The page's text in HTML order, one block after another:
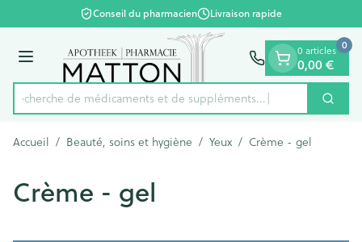
Aller au contenu
1 de 1Conseil du pharmacien Livraison rapide
Menu
Rechercher
Recherche de médicaments et
0 articles
0,00 €
0
Accueil / Beauté, soins et hygiène / Yeux / Crème - gel
Crème - gel